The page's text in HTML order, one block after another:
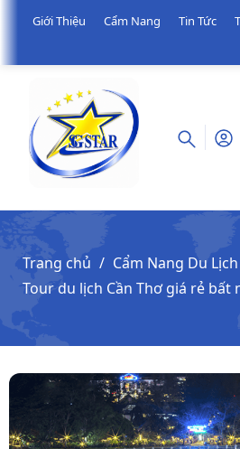
Giới Thiệu Cẩm Nang Tin Tức
Trang chủ
Cẩm Nang Du Lịch
Tour du lịch Cần Thơ giá rẻ bất